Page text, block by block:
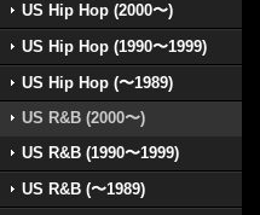
US Hip Hop (2000〜)
US Hip Hop (1990〜1999)
US Hip Hop (〜1989)
US R&B (2000〜)
US R&B (1990〜1999)
US R&B (〜1989)